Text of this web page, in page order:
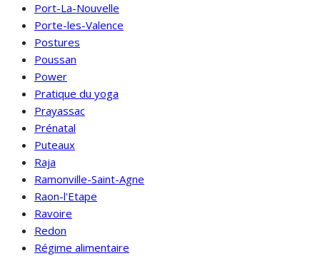
Port-La-Nouvelle
Porte-les-Valence
Postures
Poussan
Power
Pratique du yoga
Prayassac
Prénatal
Puteaux
Raja
Ramonville-Saint-Agne
Raon-l'Etape
Ravoire
Redon
Régime alimentaire